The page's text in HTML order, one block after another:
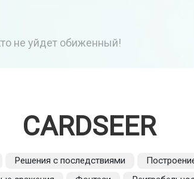
не уйдет обиженный!
CARDSEER
Решения с последствиями